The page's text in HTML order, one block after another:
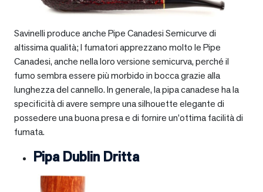
Savinelli produce anche Pipe Canadesi Semicurve di
altissima qualità; I fumatori apprezzano molto le Pipe
Canadesi, anche nella loro versione semicurva, perché il
fumo sembra essere più morbido in bocca grazie alla
lunghezza del cannello. In generale, la pipa canadese ha la
specificità di avere sempre una silhouette elegante di
possedere una buona presa e di fornire un’ottima facilità di
fumata.
Pipa Dublin Dritta